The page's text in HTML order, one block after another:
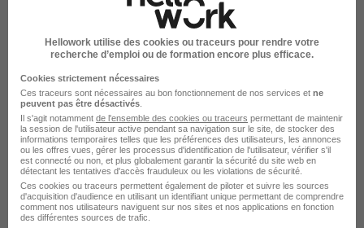
Affreteur Transport H/F
Artenay - 45 CDI
Voir l’offre
il y a 27 jours
sur 1
Hellowork utilise des cookies ou traceurs pour rendre votre
recherche d’emploi ou de formation encore plus efficace.
Cookies strictement nécessaires
Ces traceurs sont nécessaires au bon fonctionnement de nos services et ne
peuvent pas être désactivés
Il s'agit notamment de l'ensemble des cookies ou traceurs permettant de maintenir
la session de l'utilisateur active pendant sa navigation sur le site, de stocker des
informations temporaires telles que les préférences des utilisateurs, les annonces
ou les offres vues, gérer les processus d'identification de l'utilisateur, vérifier s'il
est connecté ou non, et plus globalement garantir la sécurité du site web en
détectant les tentatives d'accès frauduleux ou les violations de sécurité.
Ces cookies ou traceurs permettent également de piloter et suivre les sources
d'acquisition d'audience en utilisant un identifiant unique permettant de comprendre
comment nos utilisateurs naviguent sur nos sites et nos applications en fonction
des différentes sources de trafic.